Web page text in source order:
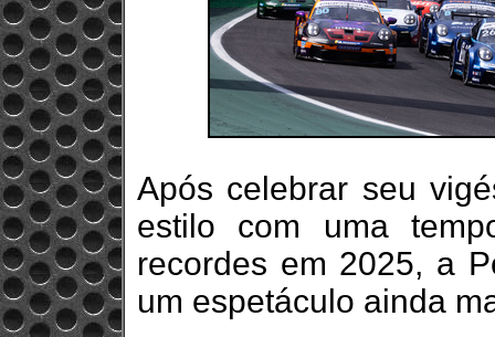
Após celebrar seu
estilo com uma
recordes em 2025, a
um espetáculo ainda